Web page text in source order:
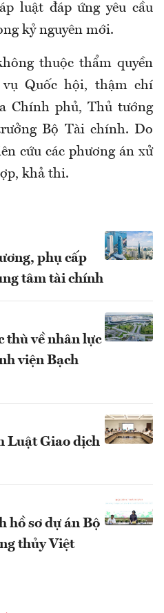
luật đáp ứng yêu cầu
kỷ nguyên mới.
thuộc thẩm quyền
Quốc hội, thậm chí
Chính phủ, Thủ tướng
Bộ Tài chính. Do
cứu các phương án xử
khả thi.
phụ cấp
tâm tài chính
thù về nhân lực
viện Bạch
Luật Giao dịch
hồ sơ dự án Bộ
thủy Việt